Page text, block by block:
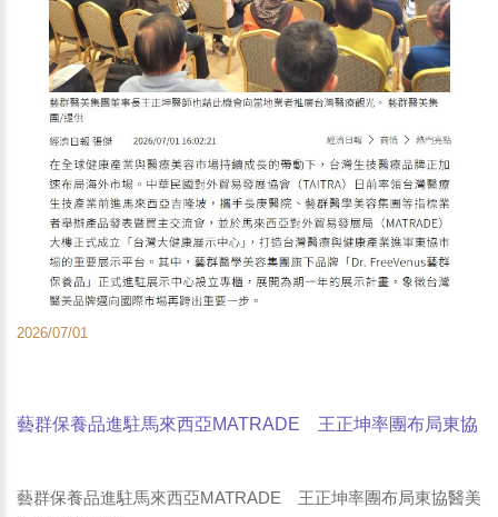
2026/07/01
藝群保養品進駐馬來西亞MATRADE 王正坤率團布局東協
藝群保養品進駐馬來西亞MATRADE 王正坤率團布局東協醫美